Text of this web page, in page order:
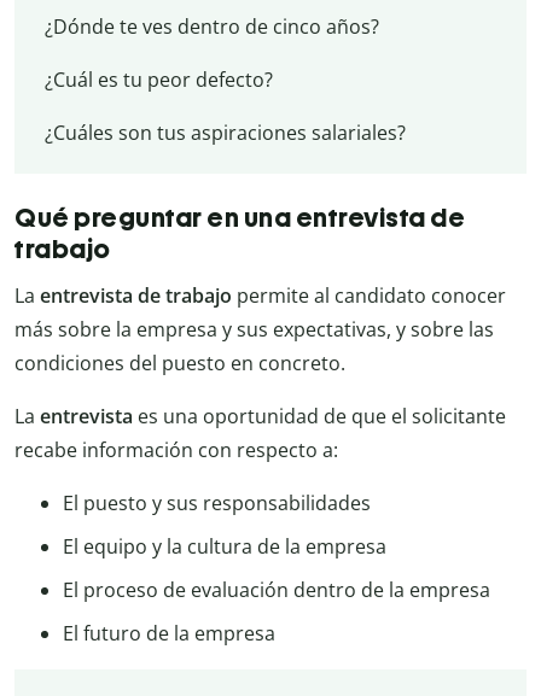
¿Dónde te ves dentro de cinco años?
¿Cuál es tu peor defecto?
¿Cuáles son tus aspiraciones salariales?
Qué preguntar en una entrevista de
trabajo
La entrevista de trabajo permite al candidato conocer
más sobre la empresa y sus expectativas, y sobre las
condiciones del puesto en concreto.
La entrevista es una oportunidad de que el solicitante
recabe información con respecto a:
El puesto y sus responsabilidades
El equipo y la cultura de la empresa
El proceso de evaluación dentro de la empresa
El futuro de la empresa